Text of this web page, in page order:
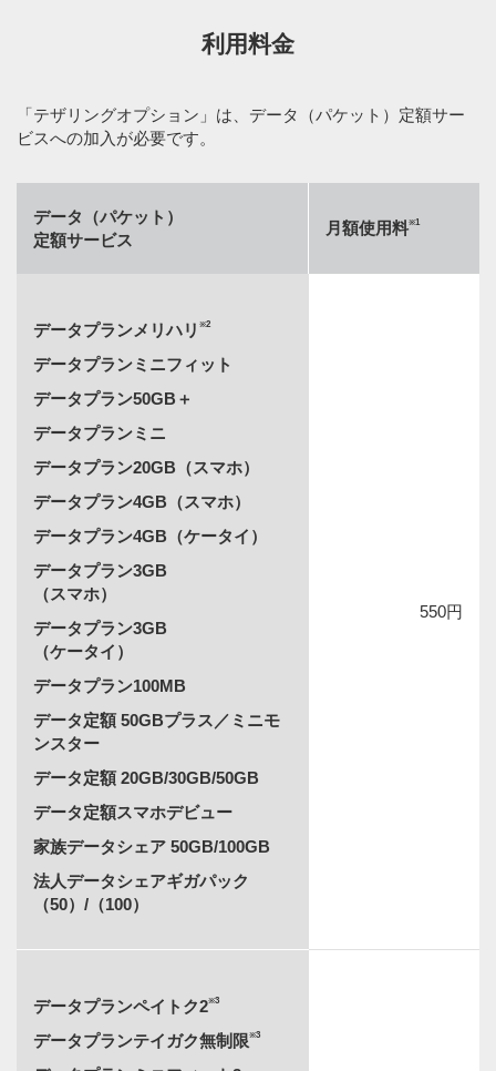
利用料金
「テザリングオプション」は、データ（パケット）定額サー
ビスへの加入が必要です。
データ（パケット）
定額サービス
月額使用料※1
データプランメリハリ ※2
データプランミニフィット
データプラン50GB＋
データプランミニ
データプラン20GB（スマホ）
データプラン4GB（スマホ）
データプラン4GB（ケータイ）
データプラン3GB
（スマホ）
データプラン3GB
（ケータイ）
データプラン100MB
データ定額 50GBプラス／ミニモ
ンスター
データ定額 20GB/30GB/50GB
データ定額スマホデビュー
家族データシェア 50GB/100GB
法人データシェアギガパック
（50）/（100）
550円
データプランペイトク2※3
データプランテイガク無制限※3